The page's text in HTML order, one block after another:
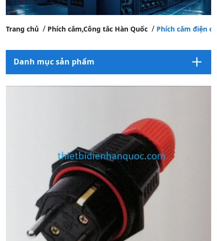
Trang chủ Phích cắm,Công tắc Hàn Quốc Phích cắm điện
Danh mục sản phẩm